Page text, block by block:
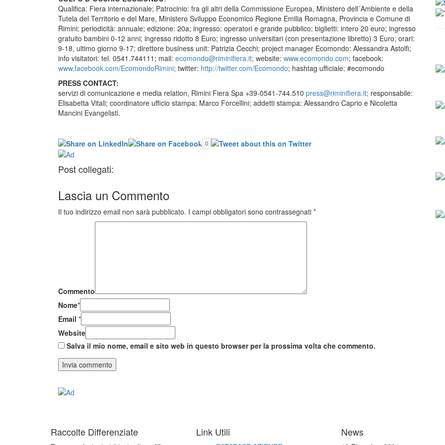
Qualifica: Fiera internazionale; Patrocinio: fra gli altri della Commissione Europea, Ministero dell´Ambiente e della
Tutela del Territorio e del Mare, Ministero Sviluppo Economico Regione Emilia Romagna, Provincia e Comune di
Rimini; periodicità: annuale; edizione: 20a; ingresso: operatori e grande pubblico; biglietti: intero 20 euro; ingresso
gratuito bambini 0-12 anni; ingresso ridotto 8 Euro; ingresso universitari (con presentazione libretto) 3 Euro; orari:
9-18, ultimo giorno 9-17; direttore business unit: Patrizia Cecchi; project manager Ecomondo: Alessandra Astolfi;
info visitatori: tel. 0541.744111; mail: ecomondo@riminifiera.it; website: www.ecomondo.com; facebook:
www.facebook.com/EcomondoRimini; twitter: http://twitter.com/Ecomondo; hashtag ufficiale: #ecomondo
PRESS CONTACT:
servizi di comunicazione e media relation, Rimini Fiera Spa +39-0541-744.510 press@riminifiera.it; responsabile:
Elisabetta Vitali; coordinatore ufficio stampa: Marco Forcellini; addetti stampa: Alessandro Caprio e Nicoletta
Mancini Evangelisti.
0
Post collegati:
Lascia un Commento
Il tuo indirizzo email non sarà pubblicato. I campi obbligatori sono contrassegnati *
Commento
Nome*
Email *
Website
Salva il mio nome, email e sito web in questo browser per la prossima volta che commento.
Raccolte Differenziate Link Utili News